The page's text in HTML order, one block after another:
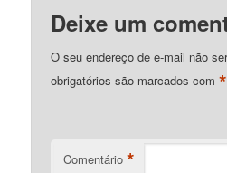
Deixe um
O seu endereço de e-mail não
obrigatórios são marcados com*
Comentário *